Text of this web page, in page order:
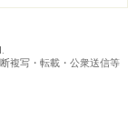
複写・転載・公衆送信等